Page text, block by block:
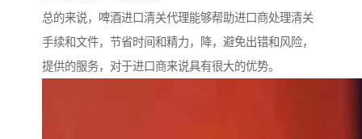
总的来说，啤酒进口清关代理能够帮助进口商处理清关
手续和文件，节省时间和精力，降，避免出错和风险，
提供的服务，对于进口商来说具有很大的优势。